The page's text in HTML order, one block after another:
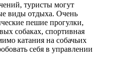
туристы могут
виды отдыха. Очень
пешие прогулки,
собаках, спортивная
катания на собачьих
себя в управлении